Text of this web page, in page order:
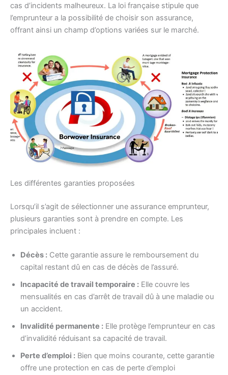
cas d’incidents malheureux. La loi française stipule que
l’emprunteur a la possibilité de choisir son assurance,
offrant ainsi un champ d’options variées sur le marché.
Les différentes garanties proposées
Lorsqu’il s’agit de sélectionner une assurance emprunteur,
plusieurs garanties sont à prendre en compte. Les
principales incluent :
Décès : Cette garantie assure le remboursement du
capital restant dû en cas de décès de l’assuré.
Incapacité de travail temporaire : Elle couvre les
mensualités en cas d’arrêt de travail dû à une maladie ou
un accident.
Invalidité permanente : Elle protège l’emprunteur en cas
d’invalidité réduisant sa capacité de travail.
Perte d’emploi : Bien que moins courante, cette garantie
offre une protection en cas de perte d’emploi